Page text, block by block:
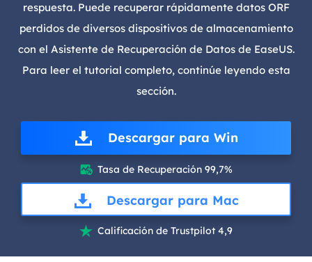
respuesta. Puede recuperar rápidamente datos ORF
perdidos de diversos dispositivos de almacenamiento
con el Asistente de Recuperación de Datos de EaseUS.
Para leer el tutorial completo, continúe leyendo esta
sección.
Descargar para Win
 Tasa de Recuperación 99,7%
Descargar para Mac
 Calificación de Trustpilot 4,9